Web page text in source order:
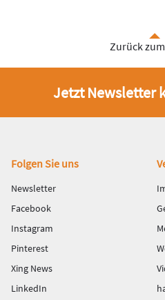
Zurück
Jetzt Newsletter
Fußbereich
Folgen Sie uns
Newsletter
Facebook
Instagram
Pinterest
Xing News
LinkedIn